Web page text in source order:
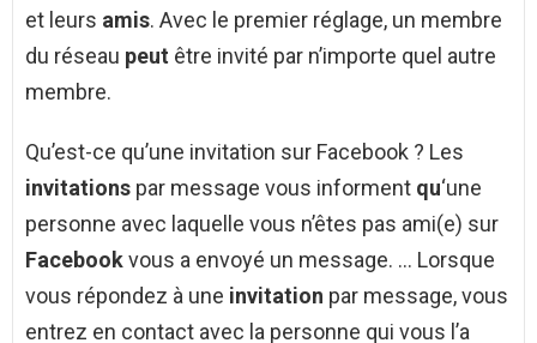
et leurs amis. Avec le premier réglage, un membre
du réseau peut être invité par n’importe quel autre
membre.
Qu’est-ce qu’une invitation sur Facebook ? Les
invitations par message vous informent qu‘une
personne avec laquelle vous n’êtes pas ami(e) sur
Facebookvous a envoyé un message. … Lorsque
vous répondez à une invitation par message, vous
entrez en contact avec la personne qui vous l’a